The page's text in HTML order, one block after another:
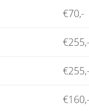
€70,-
€255,-
€255,-
€160,-